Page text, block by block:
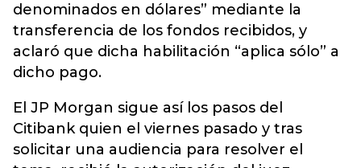
denominados en dólares” mediante la
transferencia de los fondos recibidos, y
aclaró que dicha habilitación “aplica sólo” a
dicho pago.
El JP Morgan sigue así los pasos del
Citibank quien el viernes pasado y tras
solicitar una audiencia para resolver el